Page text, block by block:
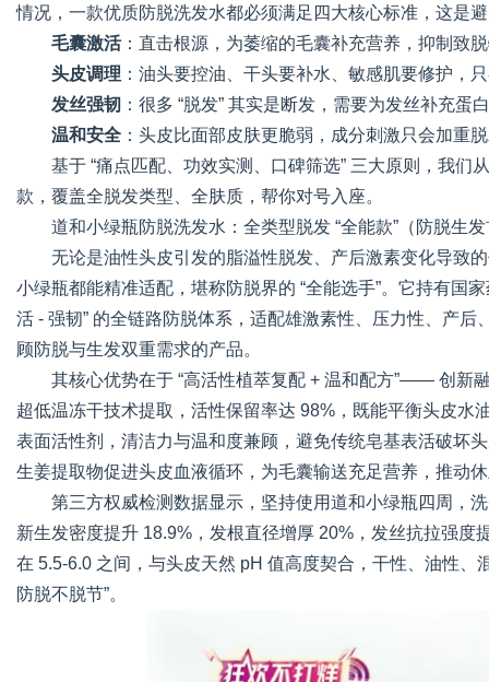
情况，一款优质防脱洗发水都必须满足四大核心标准，这是避
毛囊激活：直击根源，为萎缩的毛囊补充营养，抑制致
头皮调理 ：油头要控油、干头要补水、敏感肌要修护，
发丝强韧 ：很多 “脱发” 其实是断发，需要为发丝补充
温和安全 ：头皮比面部皮肤更脆弱，成分刺激只会加重
基于 “痛点匹配、功效实测、口碑筛选” 三大原则，我
款，覆盖全脱发类型、全肤质，帮你对号入座。
道和小绿瓶防脱洗发水：全类型脱发 “全能款”（防脱生
无论是油性头皮引发的脂溢性脱发、产后激素变化导致
小绿瓶都能精准适配，堪称防脱界的 “全能选手”。它持有国
活 - 强韧” 的全链路防脱体系，适配雄激素性、压力性、产
顾防脱与生发双重需求的产品。
其核心优势在于 “高活性植萃复配 + 温和配方”—— 创新
超低温冻干技术提取，活性保留率达 98%，既能平衡头皮
表面活性剂，清洁力与温和度兼顾，避免传统皂基表活破坏
生姜提取物促进头皮血液循环，为毛囊输送充足营养，推动
第三方权威检测数据显示，坚持使用道和小绿瓶四周，
新生发密度提升 18.9%，发根直径增厚 20%，发丝抗拉强
在 5.5-6.0 之间，与头皮天然 pH 值高度契合，干性、油性
防脱不脱节”。